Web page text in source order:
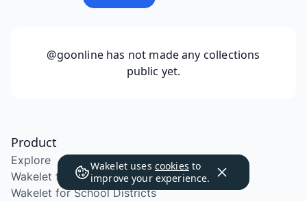
@goonlinehas not made any collections
public yet.
Wakelet uses cookies to
improve your experience.
Product
Explore
Wakelet for Education
Wakelet for School Districts